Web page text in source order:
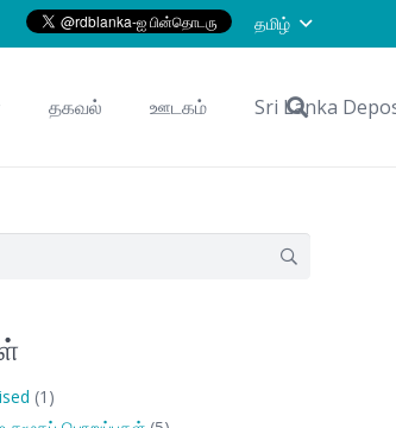
தமிழ்
தகவல் ஊடகம் Sri Lanka
(1)